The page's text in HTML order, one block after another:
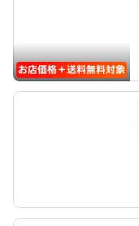
お店価格＋送料無料対象